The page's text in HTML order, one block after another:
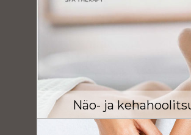
Näo- ja